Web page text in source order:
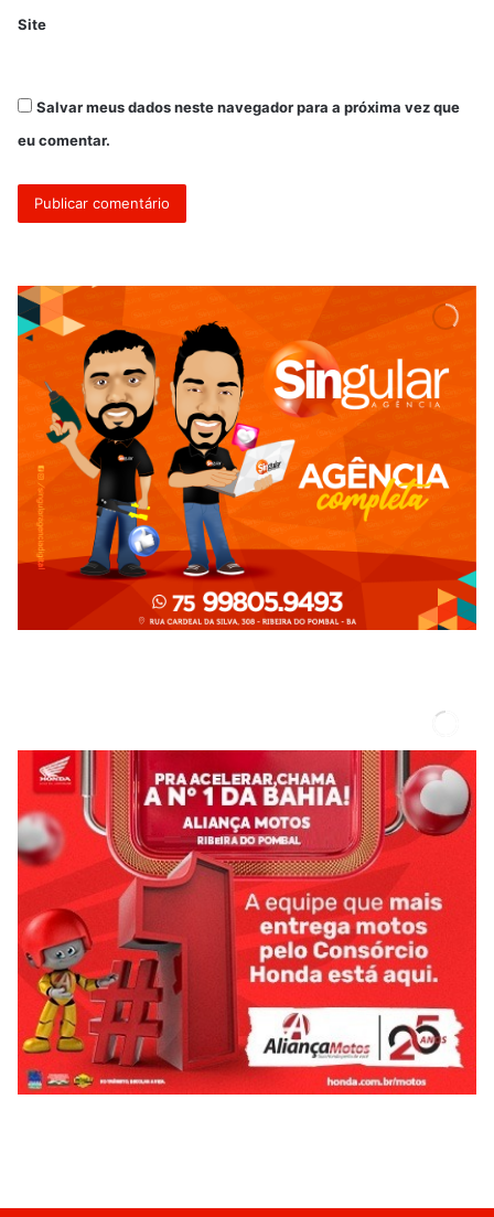
Site
Salvar meus dados neste navegador para a próxima vez que
eu comentar.